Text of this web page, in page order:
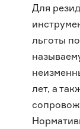
Для
льготы
лет, а